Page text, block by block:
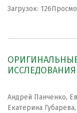
Загрузок: 126
ИССЛЕДОВАНИЯ
Андрей Панченко,
Екатерина